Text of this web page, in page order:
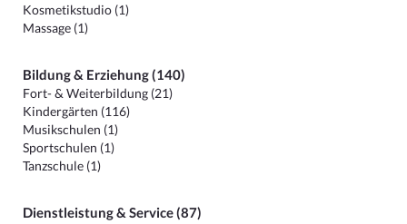
Kosmetikstudio (1)
Massage (1)
Bildung & Erziehung (140)
Fort- & Weiterbildung (21)
Kindergärten (116)
Musikschulen (1)
Sportschulen (1)
Tanzschule (1)
Dienstleistung & Service (87)